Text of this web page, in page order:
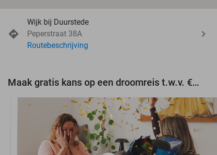
Wijk bij Duurstede
Peperstraat 38A
Routebeschrijving
Maak gratis kans op een droomreis t.w.v. €3.000!